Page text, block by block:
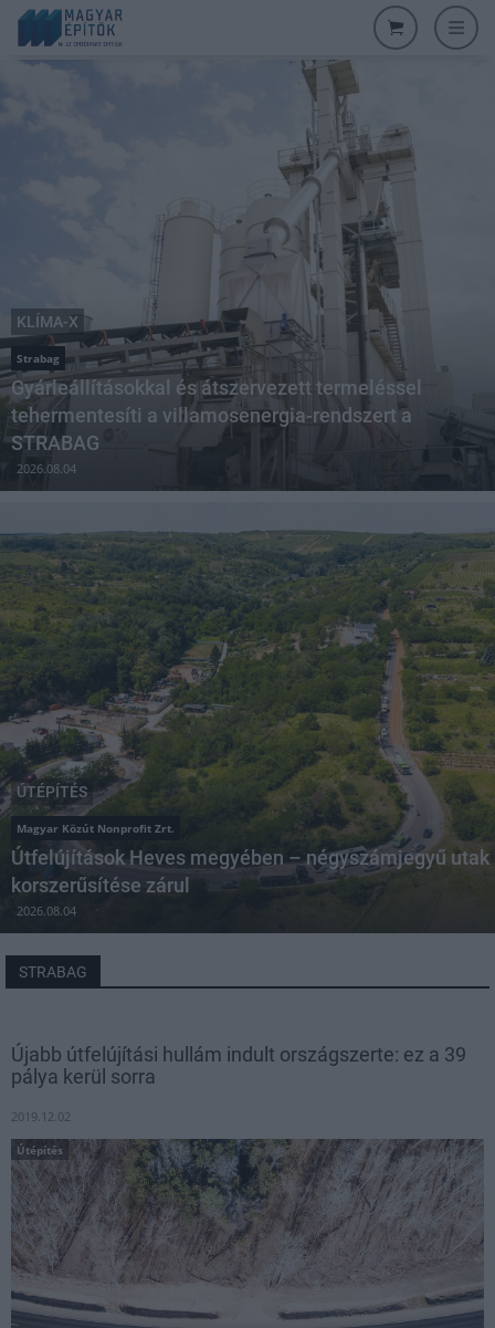
KLÍMA-X
Strabag
Gyárleállításokkal és átszervezett termeléssel
tehermentesíti a villamosenergia-rendszert a
STRABAG
2026.08.04
ÚTÉPÍTÉS
Magyar Közút Nonprofit Zrt.
Útfelújítások Heves megyében – négyszámjegyű utak
korszerűsítése zárul
2026.08.04
STRABAG
Újabb útfelújítási hullám indult országszerte: ez a 39
pálya kerül sorra
2019.12.02
Útépítés